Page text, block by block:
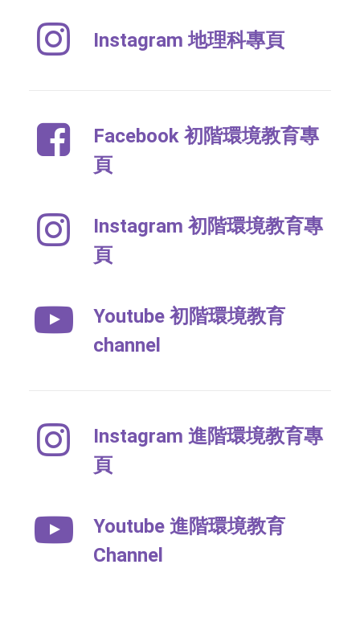
Instagram 地理科專頁
Facebook 初階環境教育專
頁
Instagram 初階環境教育專
頁
Youtube 初階環境教育
channel
Instagram 進階環境教育專
頁
Youtube 進階環境教育
Channel